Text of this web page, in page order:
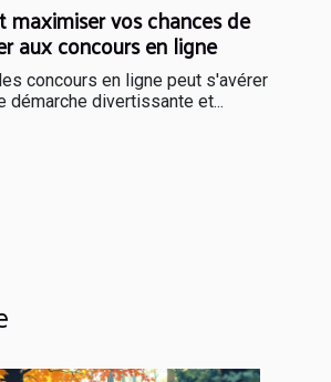
maximiser vos chances de
aux concours en ligne
concours en ligne peut s'avérer
démarche divertissante et...